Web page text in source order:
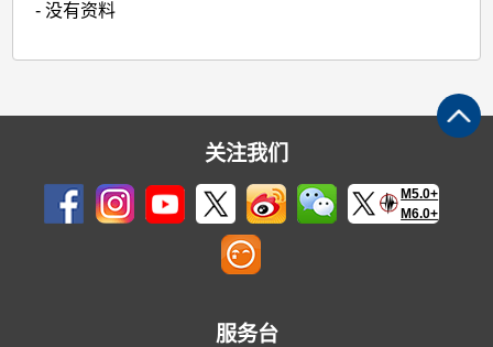
- 没有资料
关注我们
M5.0+
M6.0+
服务台